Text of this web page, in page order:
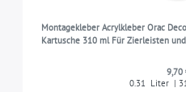
Montagekleber Acrylkleber Orac
Kartusche 310 ml Für Zierleisten
9,70
0.31
Liter |